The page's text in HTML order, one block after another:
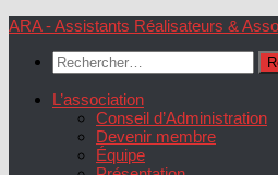
Skip
content
ARA - Assistants Réalisateurs &
Rechercher :
L’association
Conseil d’Administration
Devenir membre
Équipe